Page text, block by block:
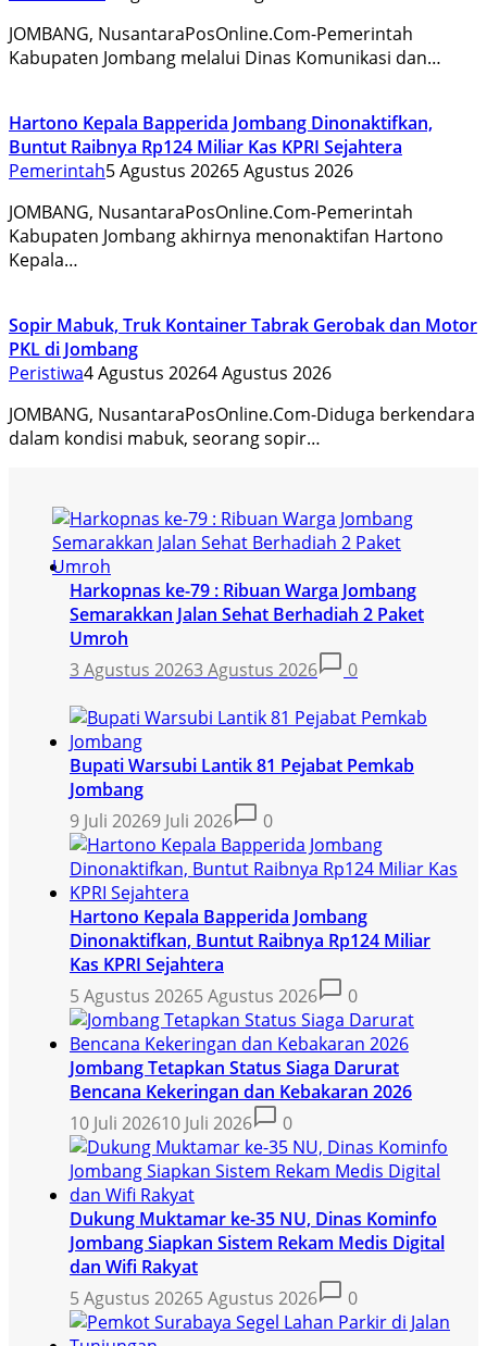
JOMBANG, NusantaraPosOnline.Com-Pemerintah
Kabupaten Jombang melalui Dinas Komunikasi dan…
Hartono Kepala Bapperida Jombang Dinonaktifkan,
Buntut Raibnya Rp124 Miliar Kas KPRI Sejahtera
Pemerintah5 Agustus 20265 Agustus 2026
JOMBANG, NusantaraPosOnline.Com-Pemerintah
Kabupaten Jombang akhirnya menonaktifan Hartono
Kepala…
Sopir Mabuk, Truk Kontainer Tabrak Gerobak dan Motor
PKL di Jombang
Peristiwa4 Agustus 20264 Agustus 2026
JOMBANG, NusantaraPosOnline.Com-Diduga berkendara
dalam kondisi mabuk, seorang sopir…
Harkopnas ke-79 : Ribuan Warga Jombang
Semarakkan Jalan Sehat Berhadiah 2 Paket
Umroh
3 Agustus 20263 Agustus 2026 0
Bupati Warsubi Lantik 81 Pejabat Pemkab
Jombang
9 Juli 20269 Juli 2026 0
Hartono Kepala Bapperida Jombang
Dinonaktifkan, Buntut Raibnya Rp124 Miliar
Kas KPRI Sejahtera
5 Agustus 20265 Agustus 2026 0
Jombang Tetapkan Status Siaga Darurat
Bencana Kekeringan dan Kebakaran 2026
10 Juli 202610 Juli 2026 0
Dukung Muktamar ke-35 NU, Dinas Kominfo
Jombang Siapkan Sistem Rekam Medis Digital
dan Wifi Rakyat
5 Agustus 20265 Agustus 2026 0